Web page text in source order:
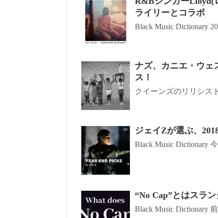
ライリーとコラボ
Black Music Dictionary
ナズ、カニエ・ウェ
ス！
クイーンズのリリシス
ジェイZが選ぶ、
Black Music Dictionary
“No Cap”とはスラ
Black Music Dictionary